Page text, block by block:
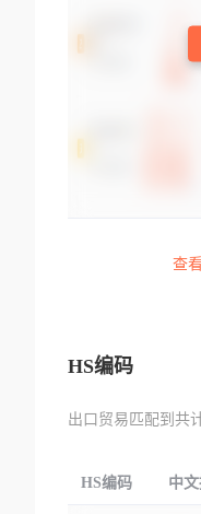
查
HS编码
出口贸易匹配到共
HS编码 中